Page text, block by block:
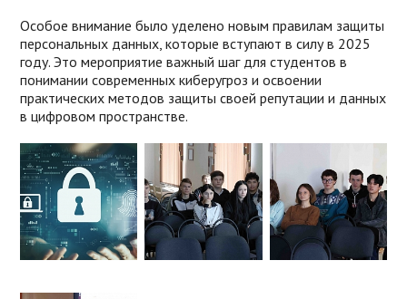
Особое внимание было уделено новым правилам защиты
персональных данных, которые вступают в силу в 2025
году. Это мероприятие важный шаг для студентов в
понимании современных киберугроз и освоении
практических методов защиты своей репутации и данных
в цифровом пространстве.